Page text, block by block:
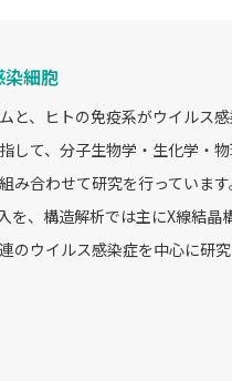
細胞
と、ヒトの免疫系がウイルス
して、分子生物学・生化学・
み合わせて研究を行っていま
を、構造解析では主にX線結晶
のウイルス感染症を中心に研